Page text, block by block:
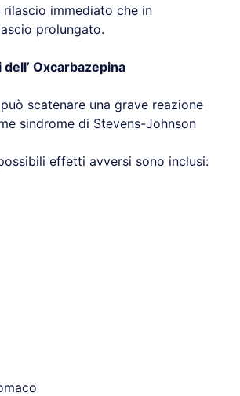
immediato che in
prolungato.
Oxcarbazepina
può scatenare una grave reazione
sindrome di Stevens-Johnson
effetti avversi sono inclusi: